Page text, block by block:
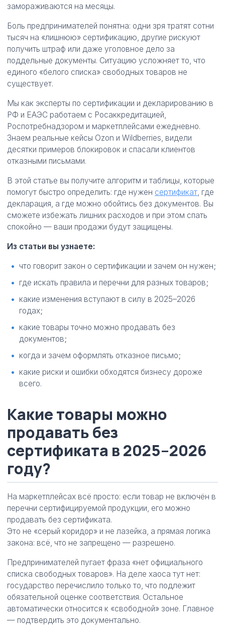
замораживаются на месяцы.
Боль предпринимателей понятна: одни зря тратят сотни
тысяч на «лишнюю» сертификацию, другие рискуют
получить штраф или даже уголовное дело за
поддельные документы. Ситуацию усложняет то, что
единого «белого списка» свободных товаров не
существует.
Мы как эксперты по сертификации и декларированию в
РФ и ЕАЭС работаем с Росаккредитацией,
Роспотребнадзором и маркетплейсами ежедневно.
Знаем реальные кейсы Ozon и Wildberries, видели
десятки примеров блокировок и спасали клиентов
отказными письмами.
В этой статье вы получите алгоритм и таблицы, которые
помогут быстро определить: где нужен сертификат, где
декларация, а где можно обойтись без документов. Вы
сможете избежать лишних расходов и при этом спать
спокойно — ваши продажи будут защищены.
Из статьи вы узнаете:
что говорит закон о сертификации и зачем он нужен;
где искать правила и перечни для разных товаров;
какие изменения вступают в силу в 2025–2026
годах;
какие товары точно можно продавать без
документов;
когда и зачем оформлять отказное письмо;
какие риски и ошибки обходятся бизнесу дороже
всего.
Какие товары можно
продавать без
сертификата в 2025–2026
году?
На маркетплейсах всё просто: если товар не включён в
перечни сертифицируемой продукции, его можно
продавать без сертификата.
Это не «серый коридор» и не лазейка, а прямая логика
закона: всё, что не запрещено — разрешено.
Предпринимателей пугает фраза «нет официального
списка свободных товаров». На деле хаоса тут нет:
государство перечислило только то, что подлежит
обязательной оценке соответствия. Остальное
автоматически относится к «свободной» зоне. Главное
— подтвердить это документально.